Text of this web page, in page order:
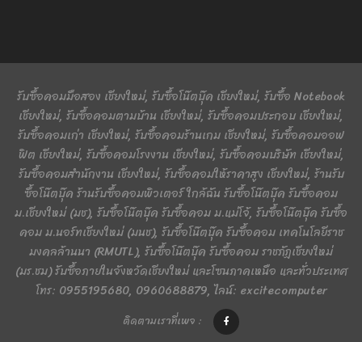
รับซื้อคอมมือสอง เชียงใหม่, รับซื้อโน๊ตบุ๊ค เชียงใหม่, รับซื้อ Notebook
เชียงใหม่, รับซื้อคอมตามบ้าน เชียงใหม่, รับซื้อคอมประกอบ เชียงใหม่,
รับซื้อคอมเก่า เชียงใหม่, รับซื้อคอมร้านเกม เชียงใหม่, รับซื้อคอมออฟ
ฟิต เชียงใหม่, รับซื้อคอมโรงงาน เชียงใหม่, รับซื้อคอมบริษัท เชียงใหม่,
รับซื้อคอมสำนักงาน เชียงใหม่, รับซื้อคอมให้ราคาสูง เชียงใหม่, ร้านรับ
ซื้อโน๊ตบุ๊ค ร้านรับซื้อคอมพิวเตอร์ ใกล้ฉัน รับซื้อโน๊ตบุ๊ค รับซื้อคอม
ม.เชียงใหม่ (มช), รับซื้อโน๊ตบุ๊ค รับซื้อคอม ม.แม่โจ้, รับซื้อโน๊ตบุ๊ค รับซื้อ
คอม ม.นอร์ทเชียงใหม่ (มนช), รับซื้อโน๊ตบุ๊ค รับซื้อคอม เทคโนโลยีราช
มงคลล้านนา (RMUTL), รับซื้อโน๊ตบุ๊ค รับซื้อคอม ราชภัฏเชียงใหม่
(มร.ชม) รับซื้อภายในจังหวัดเชียงใหม่ และโซนภาคเหนือ และทั่วประเทศ
โทร: 0955195680, 0960688879, ไลน์: excitecomputer
ติดตามเราที่เพจ :